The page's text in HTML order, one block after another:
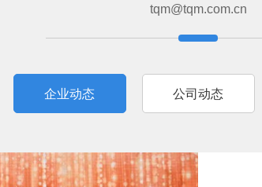
tqm@tqm.com.cn
企业动态 公司动态